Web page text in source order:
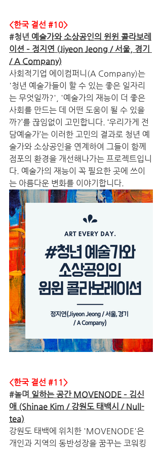
<한국 결선 #10>
#청년 예술가와 소상공인의 윈윈 콜라보레
이션 – 정지연 (Jiyeon Jeong / 서울, 경기
/ A Company)
사회적기업 에이컴퍼니(A Company)는
'청년 예술가들이 할 수 있는 좋은 일자리
는 무엇일까?', '예술가의 재능이 더 좋은
사회를 만드는 데 어떤 도움이 될 수 있을
까?’를 끊임없이 고민합니다. ‘우리가게 전
담예술가’는 이러한 고민의 결과로 청년 예
술가와 소상공인을 연계하여 그들이 함께
점포의 환경을 개선해나가는 프로젝트입니
다. 예술가의 재능이 꼭 필요한 곳에 쓰이
는 아름다운 변화를 이야기합니다.
<한국 결선 #11>
#놀며 일하는 공간 MOVENODE – 김신
애 (Shinae Kim / 강원도 태백시 / Null-
tea)
강원도 태백에 위치한 'MOVENODE'은
개인과 지역의 동반성장을 꿈꾸는 코워킹